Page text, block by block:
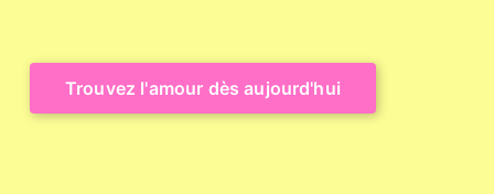
Trouvez l'amour dès aujourd'hui